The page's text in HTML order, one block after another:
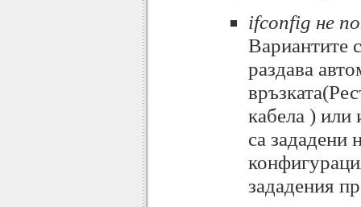
ifconfig не
Вариантите
раздава
кабела ) или
са зададени
зададения